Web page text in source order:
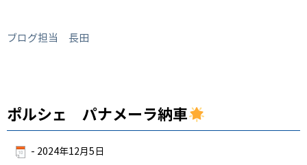
ブログ担当 長田
ポルシェ パナメーラ納車
- 2024年12月5日